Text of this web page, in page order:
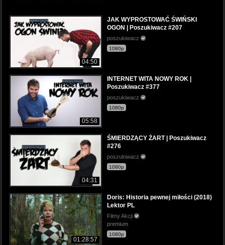
04:50
JAK WYPROSTOWAĆ ŚWIŃSKI
OGON | Poszukiwacz #207
poszukiwacz
1080p
05:58
INTERNET WITA NOWY ROK |
Poszukiwacz #377
poszukiwacz
1080p
04:31
ŚMIERDZĄCY ŻART | Poszukiwacz
#276
poszukiwacz
1080p
01:28:57
Doris: Historia pewnej miłości (2018)
Lektor PL
Filmy Akcji
premium
1080p